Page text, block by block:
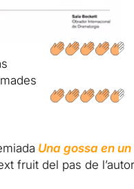
Una gossa en
fruit del pas de